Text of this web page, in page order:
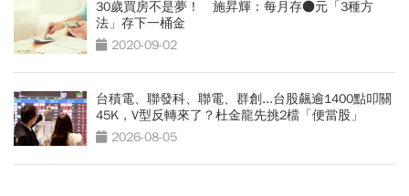
30歲買房不是夢！ 施昇輝：每月存●元「3種方
法」存下一桶金
2020-09-02
台積電、聯發科、聯電、群創...台股飆逾1400點叩關
45K，V型反轉來了？杜金龍先挑2檔「便當股」
2026-08-05